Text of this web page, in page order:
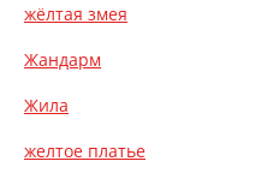
жёлтая змея
Жандарм
Жила
желтое платье